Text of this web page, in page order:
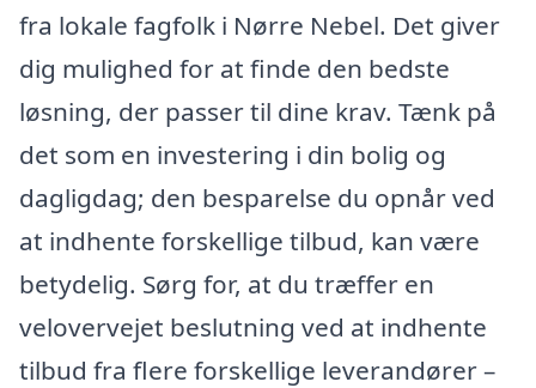
fra lokale fagfolk i Nørre Nebel. Det giver
dig mulighed for at finde den bedste
løsning, der passer til dine krav. Tænk på
det som en investering i din bolig og
dagligdag; den besparelse du opnår ved
at indhente forskellige tilbud, kan være
betydelig. Sørg for, at du træffer en
velovervejet beslutning ved at indhente
tilbud fra flere forskellige leverandører –